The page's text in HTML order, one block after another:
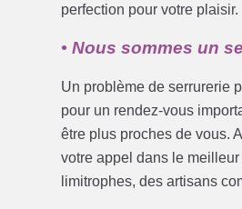
perfection pour votre plaisir.
• Nous sommes un
Un problème de serrurerie
pour un rendez-vous
être plus proches de vous.
votre appel dans le
limitrophes, des artisans